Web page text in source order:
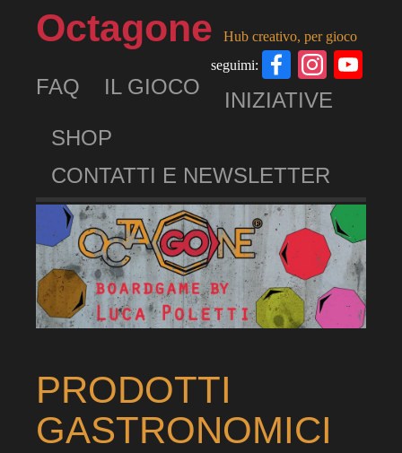
Octagone
Hub creativo, per gioco
seguimi:
Facebook
FAQ IL GIOCO
INIZIATIVE
SHOP
CONTATTI E NEWSLETTER
PRODOTTI
GASTRONOMICI